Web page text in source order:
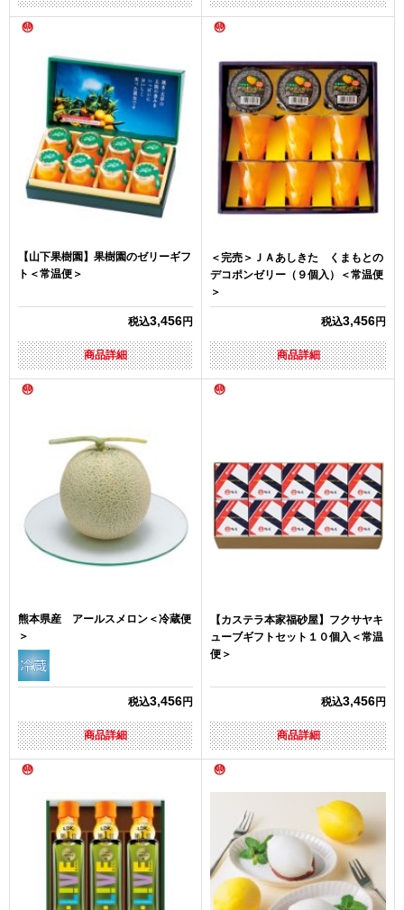
【山下果樹園】果樹園のゼリーギフ
ト＜常温便＞
税込3,456円
商品詳細
＜完売＞ＪＡあしきた くまもとの
デコポンゼリー（９個入）＜常温便
＞
税込3,456円
商品詳細
熊本県産 アールスメロン＜冷蔵便
＞
税込3,456円
商品詳細
【カステラ本家福砂屋】フクサヤキ
ューブギフトセット１０個入＜常温
便＞
税込3,456円
商品詳細